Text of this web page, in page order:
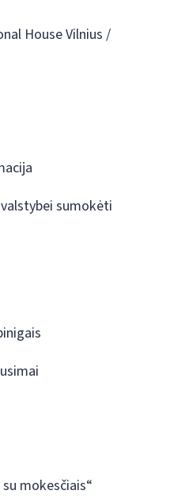
House Vilnius /
sumokėti
mokesčiais“